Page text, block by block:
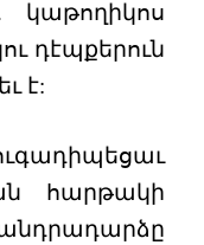
կաթողիկոս
դէպքերուն
է:
հարթակի